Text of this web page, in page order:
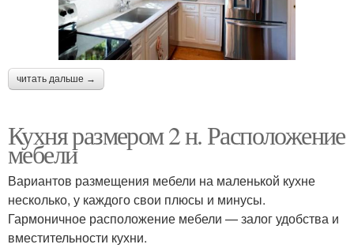
читать дальше →
Кухня размером 2 н. Расположение
мебели
Вариантов размещения мебели на маленькой кухне
несколько, у каждого свои плюсы и минусы.
Гармоничное расположение мебели — залог удобства и
вместительности кухни.